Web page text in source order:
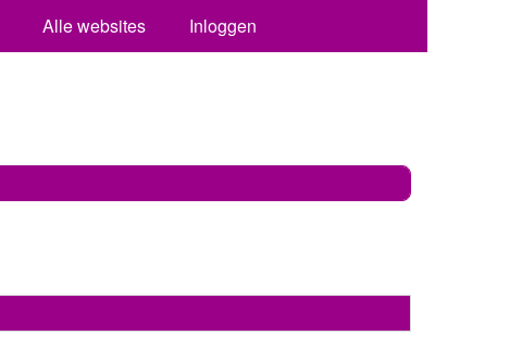
Alle websites Inloggen